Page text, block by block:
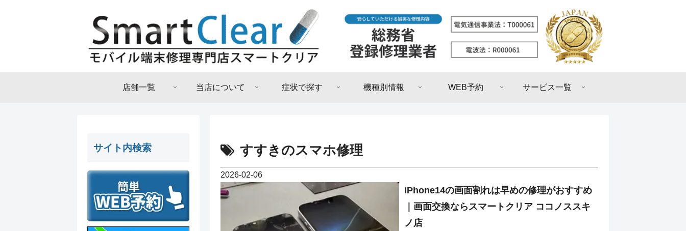
店舗一覧 当店について 症状で探す 機種別情報 WEB予約 サービス一覧
すすきのスマホ修理
2026-02-06
iPhone14の画面割れは早めの修理がおすすめ
｜画面交換ならスマートクリア ココノススキ
ノ店
サイト内検索